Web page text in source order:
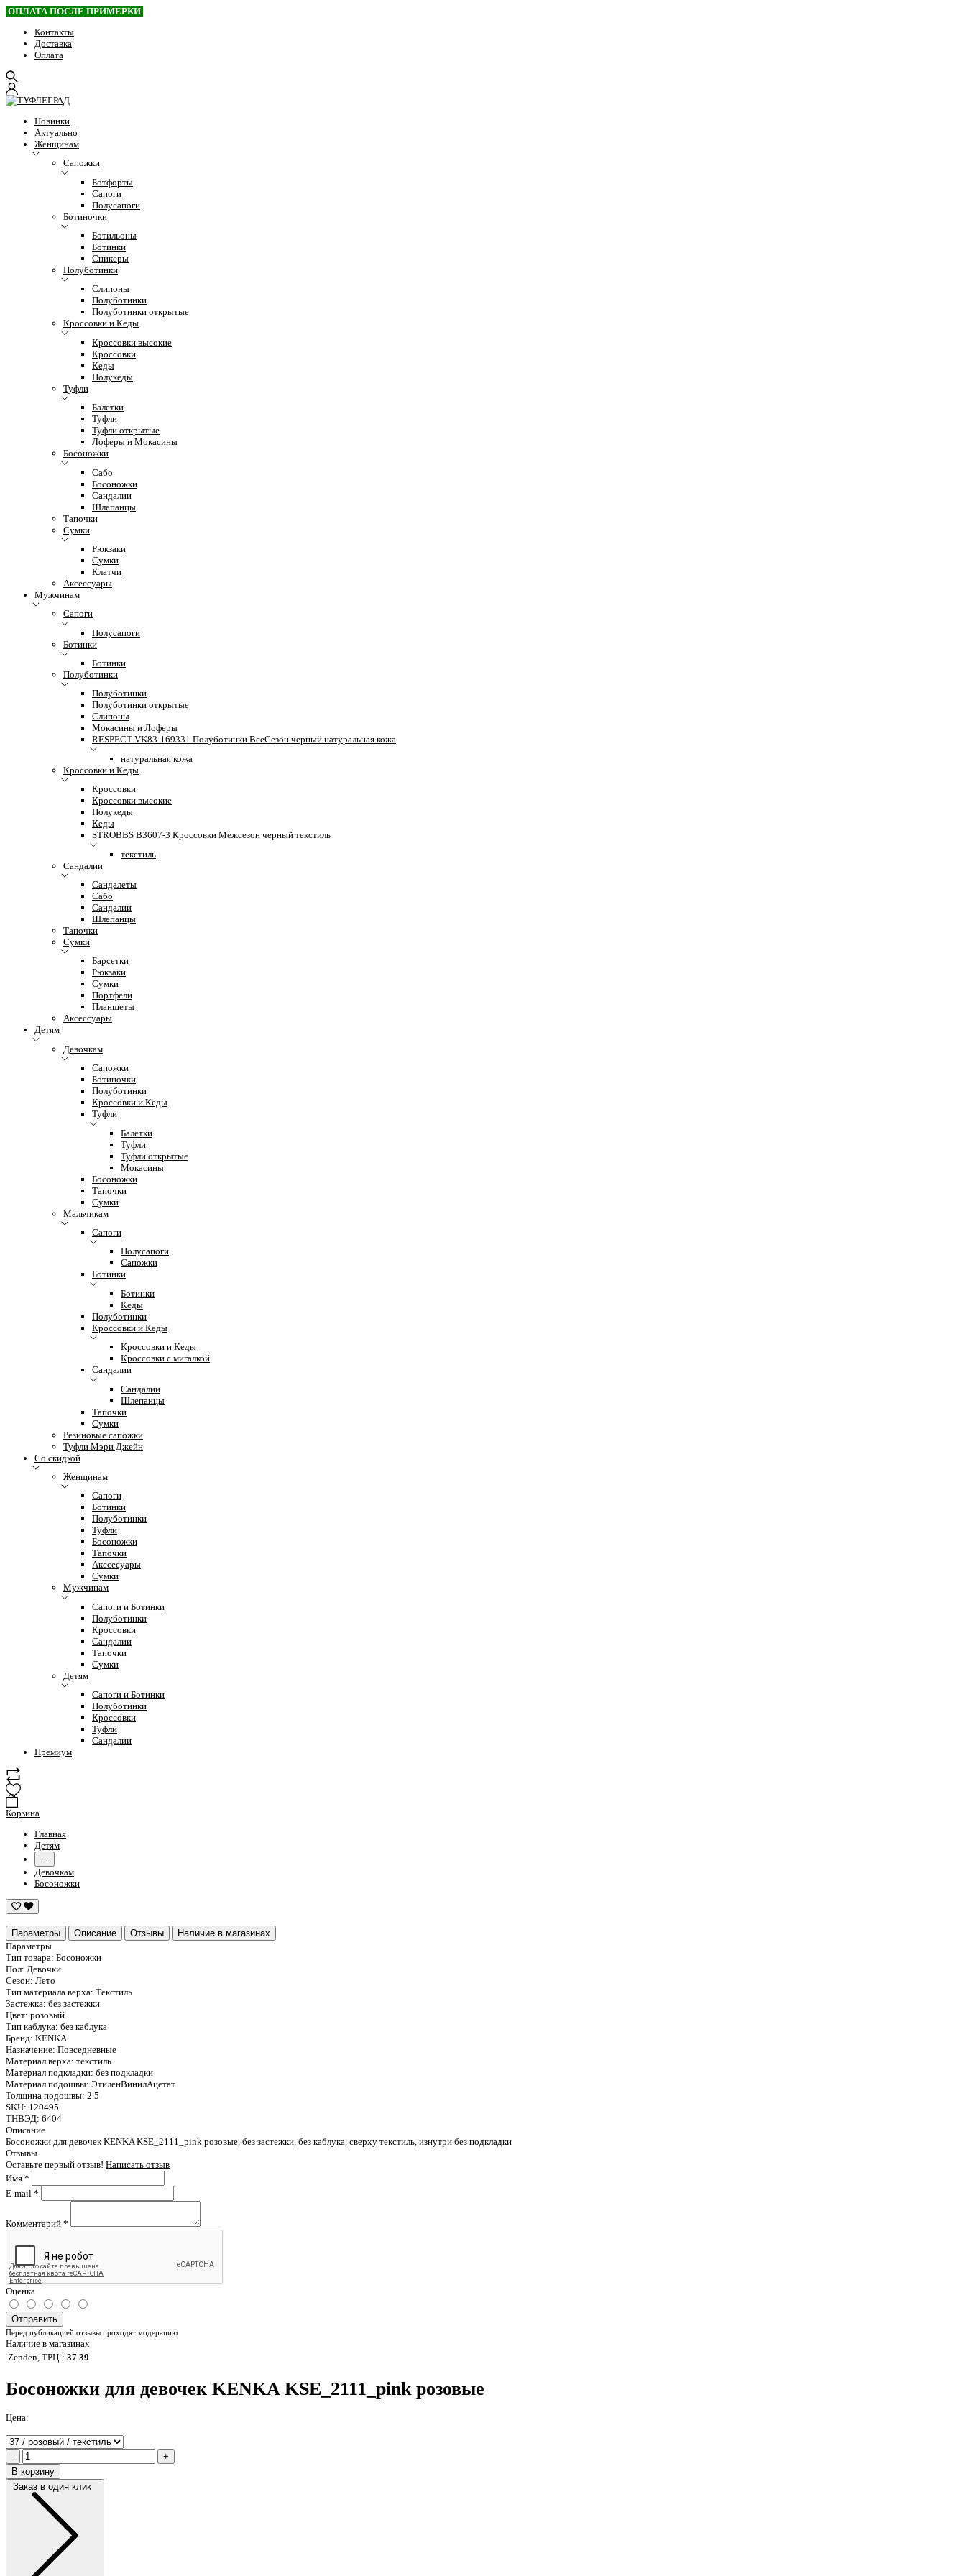
ОПЛАТА ПОСЛЕ ПРИМЕРКИ
Контакты
Доставка
Оплата
Новинки
Актуально
Женщинам
Сапожки
Ботфорты
Сапоги
Полусапоги
Ботиночки
Ботильоны
Ботинки
Сникеры
Полуботинки
Слипоны
Полуботинки
Полуботинки открытые
Кроссовки и Кеды
Кроссовки высокие
Кроссовки
Кеды
Полукеды
Туфли
Балетки
Туфли
Туфли открытые
Лоферы и Мокасины
Босоножки
Сабо
Босоножки
Сандалии
Шлепанцы
Тапочки
Сумки
Рюкзаки
Сумки
Клатчи
Аксессуары
Мужчинам
Сапоги
Полусапоги
Ботинки
Ботинки
Полуботинки
Полуботинки
Полуботинки открытые
Слипоны
Мокасины и Лоферы
RESPECT VK83-169331 Полуботинки ВсеСезон черный натуральная кожа
натуральная кожа
Кроссовки и Кеды
Кроссовки
Кроссовки высокие
Полукеды
Кеды
STROBBS B3607-3 Кроссовки Межсезон черный текстиль
текстиль
Сандалии
Сандалеты
Сабо
Сандалии
Шлепанцы
Тапочки
Сумки
Барсетки
Рюкзаки
Сумки
Портфели
Планшеты
Аксессуары
Детям
Девочкам
Сапожки
Ботиночки
Полуботинки
Кроссовки и Кеды
Туфли
Балетки
Туфли
Туфли открытые
Мокасины
Босоножки
Тапочки
Сумки
Мальчикам
Сапоги
Полусапоги
Сапожки
Ботинки
Ботинки
Кеды
Полуботинки
Кроссовки и Кеды
Кроссовки и Кеды
Кроссовки с мигалкой
Сандалии
Сандалии
Шлепанцы
Тапочки
Сумки
Резиновые сапожки
Туфли Мэри Джейн
Со скидкой
Женщинам
Сапоги
Ботинки
Полуботинки
Туфли
Босоножки
Тапочки
Акссесуары
Сумки
Мужчинам
Сапоги и Ботинки
Полуботинки
Кроссовки
Сандалии
Тапочки
Сумки
Детям
Сапоги и Ботинки
Полуботинки
Кроссовки
Туфли
Сандалии
Премиум
Корзина
Главная
Детям
...
Девочкам
Босоножки
Параметры Описание Отзывы
Наличие в магазинах
Параметры
Тип товара: Босоножки
Пол: Девочки
Сезон: Лето
Тип материала верха: Текстиль
Застежка: без застежки
Цвет: розовый
Тип каблука: без каблука
Бренд: KENKA
Назначение: Повседневные
Материал верха: текстиль
Материал подкладки: без подкладки
Материал подошвы: ЭтиленВинилАцетат
Толщина подошвы: 2.5
SKU: 120495
ТНВЭД: 6404
Описание
Босоножки для девочек KENKA KSE_2111_pink розовые, без застежки, без каблука, сверху текстиль, изнутри без подкладки
Отзывы
Оставьте первый отзыв! Написать отзыв
Имя *
E-mail *
Комментарий *
Оценка
Отправить
Перед публикацией отзывы проходят модерацию
Наличие в магазинах
Zenden, ТРЦ : 37 39
Босоножки для девочек KENKA KSE_2111_pink розовые
Цена:
-
+
В корзину
Заказ в один клик